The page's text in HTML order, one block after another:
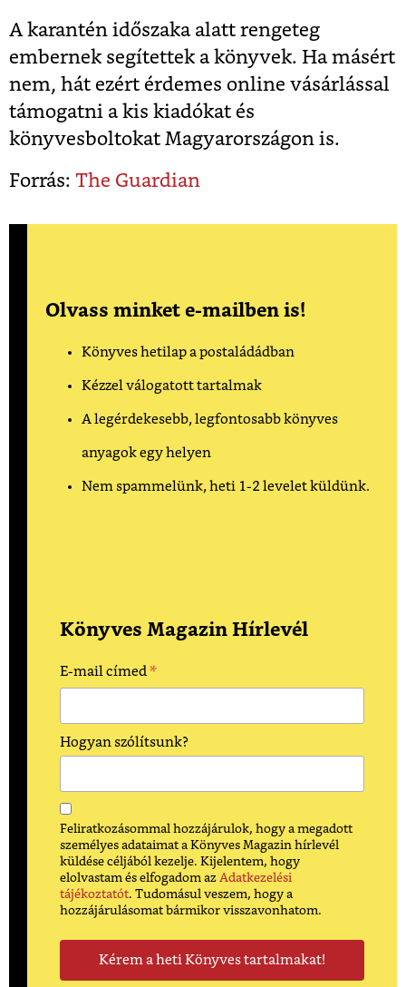
A karantén időszaka alatt rengeteg
embernek segítettek a könyvek. Ha másért
nem, hát ezért érdemes online vásárlással
támogatni a kis kiadókat és
könyvesboltokat Magyarországon is.
Forrás: The Guardian
Olvass minket e-mailben is!
Könyves hetilap a postaládádban
Kézzel válogatott tartalmak
A legérdekesebb, legfontosabb könyves
anyagok egy helyen
Nem spammelünk, heti 1-2 levelet küldünk.
Könyves Magazin Hírlevél
E-mail címed*
Hogyan szólítsunk?
Feliratkozásommal hozzájárulok, hogy a megadott
személyes adataimat a Könyves Magazin hírlevél
küldése céljából kezelje. Kijelentem, hogy
elolvastam és elfogadom az Adatkezelési
tájékoztatót. Tudomásul veszem, hogy a
hozzájárulásomat bármikor visszavonhatom.